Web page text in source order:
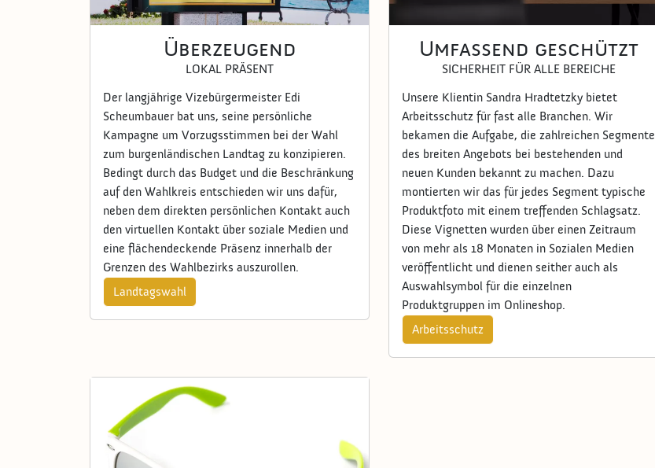
Überzeugend
LOKAL PRÄSENT
Der langjährige Vizebürgermeister Edi
Scheumbauer bat uns, seine persönliche
Kampagne um Vorzugsstimmen bei der Wahl
zum burgenländischen Landtag zu konzipieren.
Bedingt durch das Budget und die Beschränkung
auf den Wahlkreis entschieden wir uns dafür,
neben dem direkten persönlichen Kontakt auch
den virtuellen Kontakt über soziale Medien und
eine flächendeckende Präsenz innerhalb der
Grenzen des Wahlbezirks auszurollen.
Landtagswahl
Umfassend geschützt
SICHERHEIT FÜR ALLE BEREICHE
Unsere Klientin Sandra Hradtetzky bietet
Arbeitsschutz für fast alle Branchen. Wir
bekamen die Aufgabe, die zahlreichen Segmente
des breiten Angebots bei bestehenden und
neuen Kunden bekannt zu machen. Dazu
montierten wir das für jedes Segment typische
Produktfoto mit einem treffenden Schlagsatz.
Diese Vignetten wurden über einen Zeitraum
von mehr als 18 Monaten in Sozialen Medien
veröffentlicht und dienen seither auch als
Auswahlsymbol für die einzelnen
Produktgruppen im Onlineshop.
Arbeitsschutz